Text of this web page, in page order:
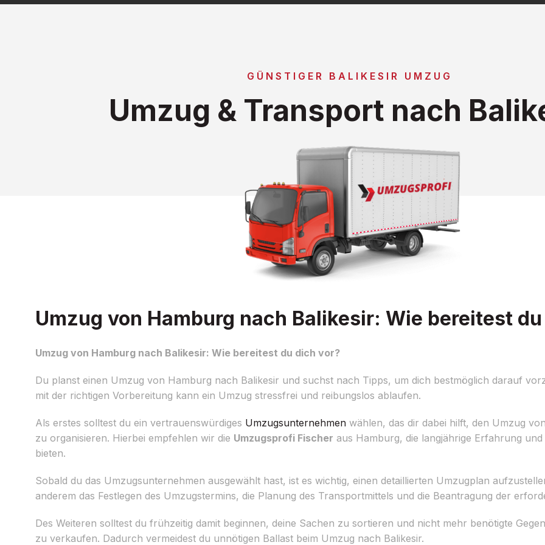
GÜNSTIGER BALIKESIR UMZUG
Umzug & Transport nach
Umzug von Hamburg nach Balikesir: Wie bereitest
Umzug von Hamburg nach Balikesir: Wie bereitest du dich vor?
Du planst einen Umzug von Hamburg nach Balikesir und suchst nach Tipps, um dich bestmöglich darauf
mit der richtigen Vorbereitung kann ein Umzug stressfrei und reibungslos ablaufen.
Als erstes solltest du ein vertrauenswürdiges Umzugsunternehmen wählen, das dir dabei hilft, den Umzug
zu organisieren. Hierbei empfehlen wir die Umzugsprofi Fischer aus Hamburg, die langjährige Erfahrung
bieten.
Sobald du das Umzugsunternehmen ausgewählt hast, ist es wichtig, einen detaillierten Umzugplan
anderem das Festlegen des Umzugstermins, die Planung des Transportmittels und die Beantragung der
Des Weiteren solltest du frühzeitig damit beginnen, deine Sachen zu sortieren und nicht mehr benötigte
zu verkaufen. Dadurch vermeidest du unnötigen Ballast beim Umzug nach Balikesir.